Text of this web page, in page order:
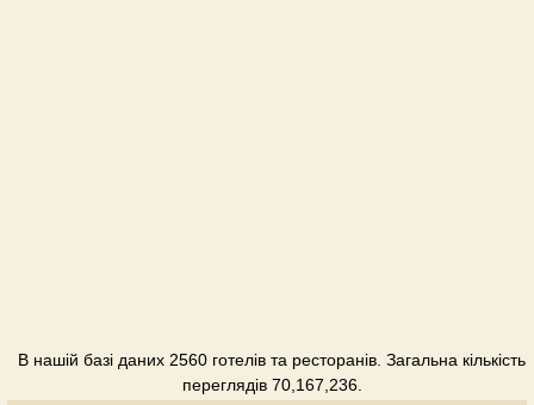
В нашій базі даних 2560 готелів та ресторанів. Загальна кількість
переглядів 70,167,236.